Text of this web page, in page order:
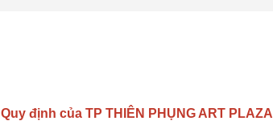
Quy định của TP THIÊN PHỤNG ART PLAZA